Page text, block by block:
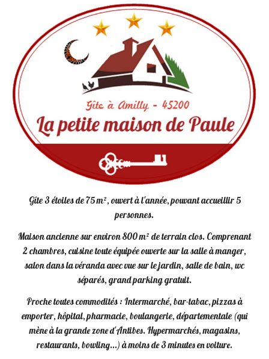
Gîte 3 étoiles de 75 m², ouvert à l'année, pouvant accueillir 5
personnes.
Maison ancienne sur environ 800 m² de terrain clos. Comprenant
2 chambres, cuisine toute équipée ouverte sur la salle à manger,
salon dans la véranda avec vue sur le jardin, salle de bain, wc
séparés, grand parking gratuit.
Proche toutes commodités : Intermarché, bar-tabac, pizzas à
emporter, hôpital, pharmacie, boulangerie, départementale (qui
mène à la grande zone d'Antibes. Hypermarchés, magasins,
restaurants, bowling...) à moins de 3 minutes en voiture.